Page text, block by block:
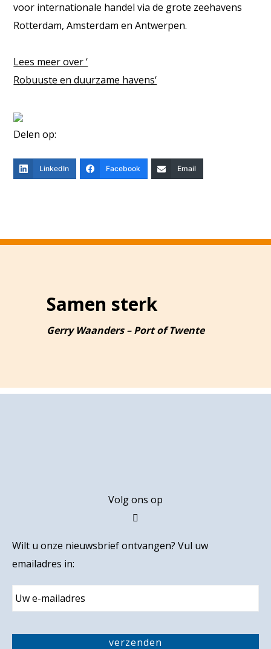
voor internationale handel via de grote zeehavens
Rotterdam, Amsterdam en Antwerpen.
Lees meer over ‘
Robuuste en duurzame havens‘
Delen op:
LinkedIn Facebook Email
Samen sterk
Gerry Waanders – Port of Twente
Volg ons op
Wilt u onze nieuwsbrief ontvangen? Vul uw
emailadres in:
E
m
l
A
verzenden